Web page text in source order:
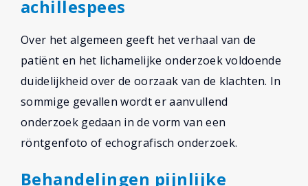
achillespees
Over het algemeen geeft het verhaal van de
patiënt en het lichamelijke onderzoek voldoende
duidelijkheid over de oorzaak van de klachten. In
sommige gevallen wordt er aanvullend
onderzoek gedaan in de vorm van een
röntgenfoto of echografisch onderzoek.
Behandelingen pijnlijke